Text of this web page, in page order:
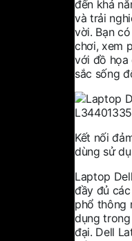
đến khả
và trải
vời. Bạn
chơi, xem
với đồ họa
sắc sống
Kết nối
dùng sử
Laptop
đầy đủ
phổ thông
dụng
đại. Dell